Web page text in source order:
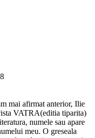
mai afirmat anterior, Ilie
VATRA(editia tiparita)
numele sau apare
meu. O greseala